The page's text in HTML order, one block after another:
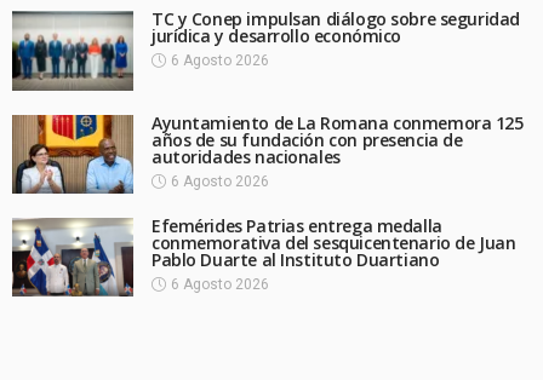
TC y Conep impulsan diálogo sobre seguridad
jurídica y desarrollo económico
6 Agosto 2026
Ayuntamiento de La Romana conmemora 125
años de su fundación con presencia de
autoridades nacionales
6 Agosto 2026
Efemérides Patrias entrega medalla
conmemorativa del sesquicentenario de Juan
Pablo Duarte al Instituto Duartiano
6 Agosto 2026